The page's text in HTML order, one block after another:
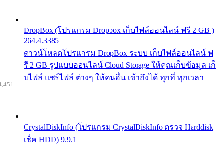
DropBox (โปรแกรม Dropbox เก็บไฟล์ออนไลน์ ฟรี 2 GB )
264.4.3385
ดาวน์โหลดโปรแกรม DropBox ระบบ เก็บไฟล์ออนไลน์ ฟ
รี 2 GB รูปแบบออนไลน์ Cloud Storage ให้คุณเก็บข้อมูล เก็
บไฟล์ แชร์ไฟล์ ต่างๆ ให้คนอื่น เข้าถึงได้ ทุกที่ ทุกเวลา
CrystalDiskInfo (โปรแกรม CrystalDiskInfo ตรวจ Harddisk
เช็ค HDD) 9.9.1